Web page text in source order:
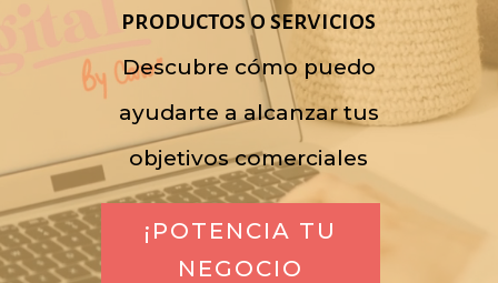
productos o servicios
Descubre cómo puedo
ayudarte a alcanzar tus
objetivos comerciales
¡POTENCIA TU
NEGOCIO